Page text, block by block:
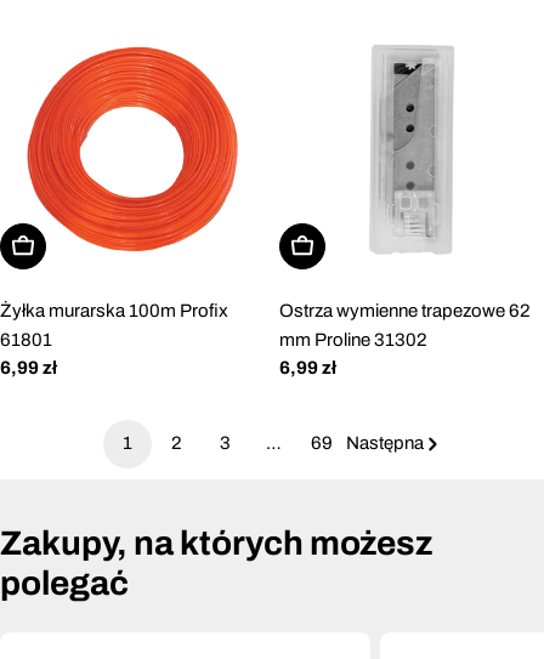
Dodaj do koszyka
Żyłka murarska 100m Profix
61801
Cena
6,99 zł
Dodaj do koszyka
Ostrza wymienne trapezowe 62
mm Proline 31302
Cena
6,99 zł
1 2 3 … 69 Następna
Zakupy, na których możesz
polegać